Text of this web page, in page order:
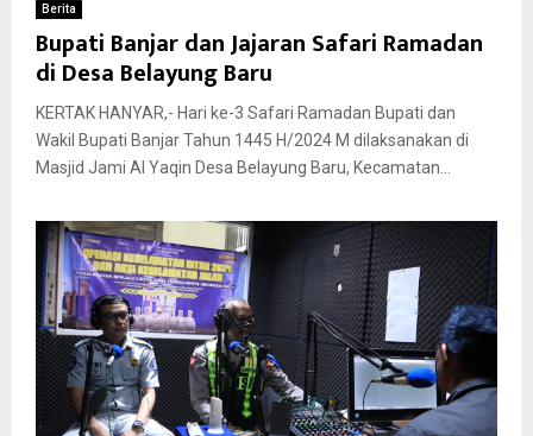
Berita
Bupati Banjar dan Jajaran Safari Ramadan
di Desa Belayung Baru
KERTAK HANYAR,- Hari ke-3 Safari Ramadan Bupati dan
Wakil Bupati Banjar Tahun 1445 H/2024 M dilaksanakan di
Masjid Jami Al Yaqin Desa Belayung Baru, Kecamatan...